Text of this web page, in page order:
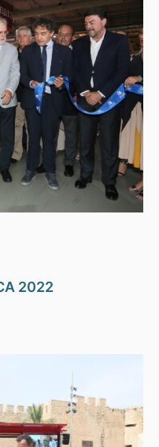
2022